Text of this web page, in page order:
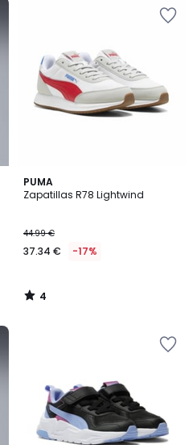
PUMA
Zapatillas R78 Lightwind
44.99 €
37.34 € -17%
4
/
4
/